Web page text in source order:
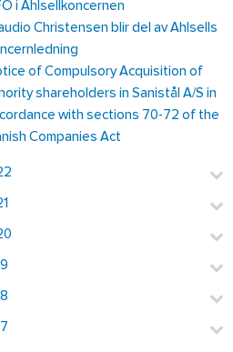
i Ahlsellkoncernen
Christensen blir del av Ahlsells
of Compulsory Acquisition of
shareholders in Sanistål A/S in
with sections 70-72 of the
Companies Act